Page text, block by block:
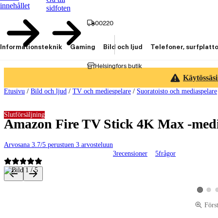
innehållet
sidfoten
00220
Helsingfors butik
Informationsteknik Gaming Bild och ljud Telefoner,
Etusivu / Bild och ljud / TV och mediespelare / Suoratoisto och mediaspelare
Amazon Fire TV Stick 4K Max -
Arvosana 3.7/5 perustuen 3 arvosteluun
3recensioner 5frågor
Slutförsäljning
Produktbilder och videor
VisaVisa